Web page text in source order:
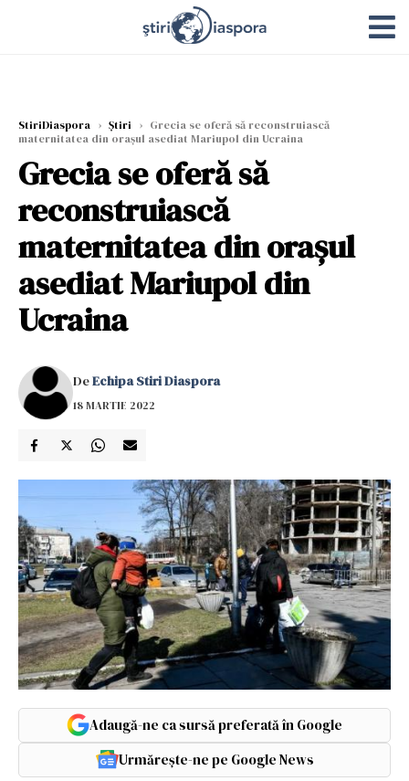
StiriDiaspora › Știri › Grecia se oferă să reconstruiască
maternitatea din oraşul asediat Mariupol din Ucraina
Grecia se oferă să
reconstruiască
maternitatea din oraşul
asediat Mariupol din
Ucraina
DeEchipa Stiri Diaspora
18 MARTIE 2022
Adaugă-ne ca sursă preferată în Google
Urmărește-ne pe Google News